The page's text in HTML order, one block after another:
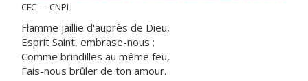
CFC — CNPL
Flamme jaillie d'auprès de Dieu,
Esprit Saint, embrase-nous ;
Comme brindilles au même feu,
Fais-nous brûler de ton amour.